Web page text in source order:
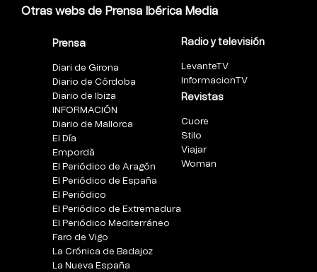
Otras webs de Prensa Ibérica Media
Prensa
Diari de Girona
Diario de Córdoba
Diario de Ibiza
INFORMACIÓN
Diario de Mallorca
El Día
Empordà
El Periódico de Aragón
El Periódico de España
El Periódico
El Periódico de Extremadura
El Periódico Mediterráneo
Faro de Vigo
La Crónica de Badajoz
La Nueva España
Radio y televisión
LevanteTV
InformacionTV
Revistas
Cuore
Stilo
Viajar
Woman